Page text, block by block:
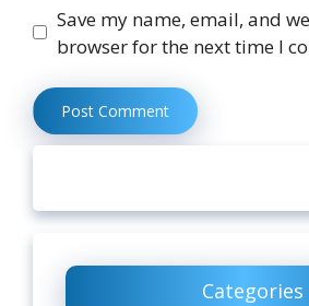
Save my name, email, and
browser for the next time I
Categories